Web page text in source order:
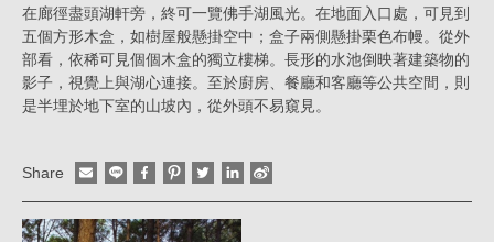
在廊徑盡頭湖軒旁，終可一覽佛手湖風光。在地面入口處，可見到
五個方形木盒，如樹屋般懸掛空中；盒子兩側懸掛栗色布幔。從外
部看，依稀可見個個木盒的獨立樓梯。長形的水池倒映著建築物的
影子，視覺上與湖心連接。至於廚房、餐廳和客廳等公共空間，則
是半埋於地下室的山坡內，從外頭不易窺見。
Share